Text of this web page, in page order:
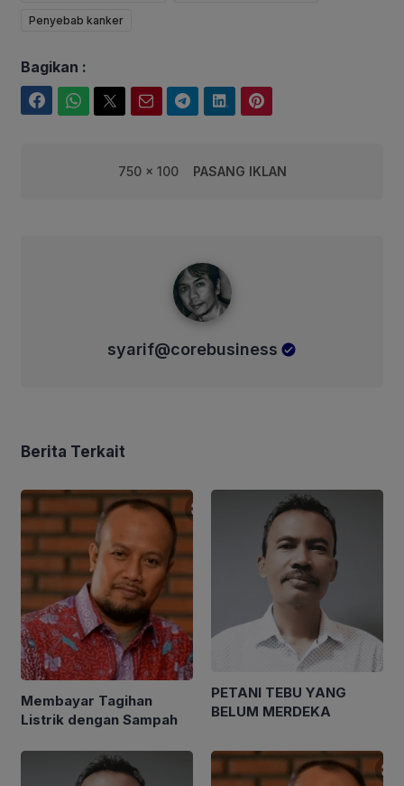
Penyebab kanker
Bagikan :
750 x 100 PASANG IKLAN
syarif@corebusiness
Berita Terkait
Membayar Tagihan
Listrik dengan Sampah
PETANI TEBU YANG
BELUM MERDEKA